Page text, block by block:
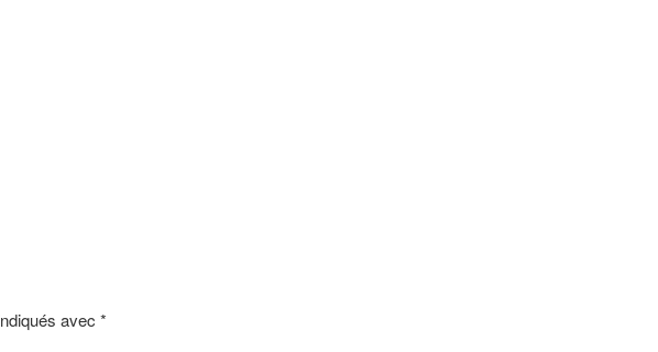
avec *